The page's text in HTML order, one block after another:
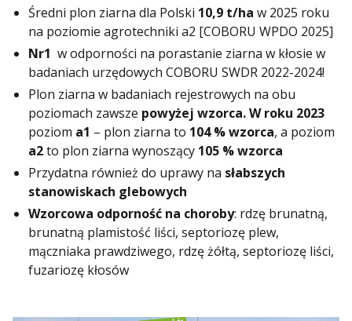
Średni plon ziarna dla Polski 10,9 t/ha w 2025 roku
na poziomie agrotechniki a2 [COBORU WPDO 2025]
Nr1 w odporności na porastanie ziarna w kłosie w
badaniach urzędowych COBORU SWDR 2022-2024!
Plon ziarna w badaniach rejestrowych na obu
poziomach zawsze powyżej wzorca. W roku 2023
poziom a1 – plon ziarna to 104 % wzorca, a poziom
a2to plon ziarna wynoszący 105 % wzorca
Przydatna również do uprawy na słabszych
stanowiskach glebowych
Wzorcowa odporność na choroby: rdzę brunatną,
brunatną plamistość liści, septoriozę plew,
mączniaka prawdziwego, rdzę żółtą, septoriozę liści,
fuzariozę kłosów